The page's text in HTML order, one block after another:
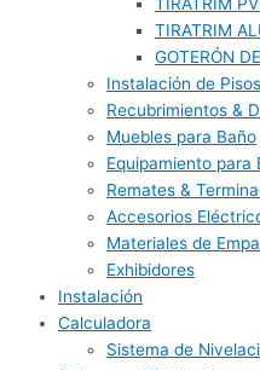
TIRATRIM
GOTERÓN
Instalación de
Recubrimientos &
Muebles para Baño
Equipamiento para
Remates &
Accesorios
Materiales de
Exhibidores
Instalación
Calculadora
Sistema de